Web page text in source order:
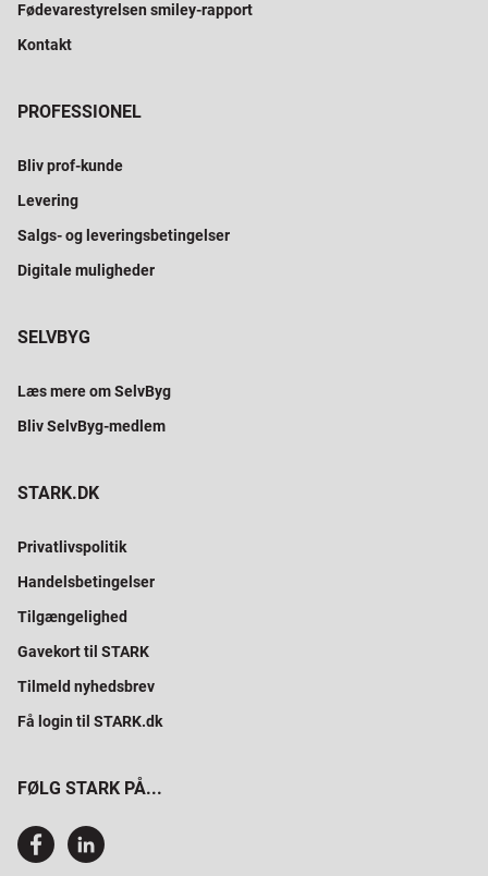
Fødevarestyrelsen smiley-rapport
Kontakt
PROFESSIONEL
Bliv prof-kunde
Levering
Salgs- og leveringsbetingelser
Digitale muligheder
SELVBYG
Læs mere om SelvByg
Bliv SelvByg-medlem
STARK.DK
Privatlivspolitik
Handelsbetingelser
Tilgængelighed
Gavekort til STARK
Tilmeld nyhedsbrev
Få login til STARK.dk
FØLG STARK PÅ...